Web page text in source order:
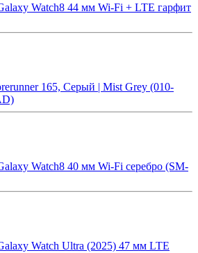
Watch8 44 мм Wi-Fi + LTE гарфит
165, Серый | Mist Grey (010-
Watch8 40 мм Wi-Fi серебро (SM-
Watch Ultra (2025) 47 мм LTE